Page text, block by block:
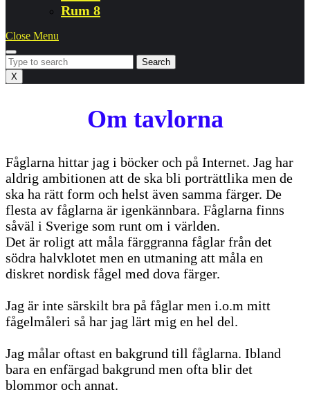
Rum 8
Close Menu
Search
for:
X
Om tavlorna
Fåglarna hittar jag i böcker och på Internet. Jag har
aldrig ambitionen att de ska bli porträttlika men de
ska ha rätt form och helst även samma färger. De
flesta av fåglarna är igenkännbara. Fåglarna finns
såväl i Sverige som runt om i världen.
Det är roligt att måla färggranna fåglar från det
södra halvklotet men en utmaning att måla en
diskret nordisk fågel med dova färger.
Jag är inte särskilt bra på fåglar men i.o.m mitt
fågelmåleri så har jag lärt mig en hel del.
Jag målar oftast en bakgrund till fåglarna. Ibland
bara en enfärgad bakgrund men ofta blir det
blommor och annat.